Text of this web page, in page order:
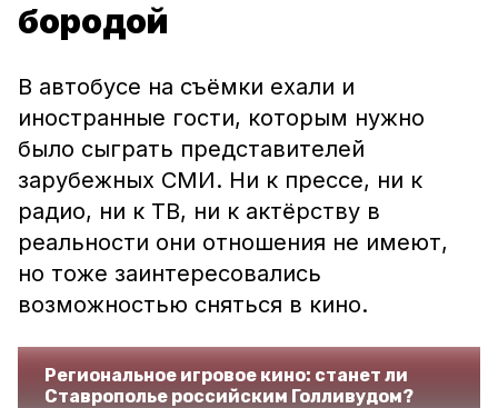
бородой
В автобусе на съёмки ехали и
иностранные гости, которым нужно
было сыграть представителей
зарубежных СМИ. Ни к прессе, ни к
радио, ни к ТВ, ни к актёрству в
реальности они отношения не имеют,
но тоже заинтересовались
возможностью сняться в кино.
Региональное игровое кино: станет ли
Ставрополье российским Голливудом?